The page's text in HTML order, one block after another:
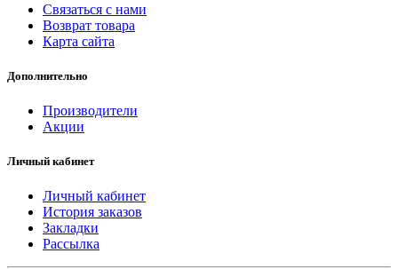
Связаться с нами
Возврат товара
Карта сайта
Дополнительно
Производители
Акции
Личный кабинет
Личный кабинет
История заказов
Закладки
Рассылка